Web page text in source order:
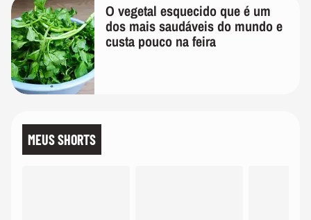
O vegetal esquecido que é um
dos mais saudáveis do mundo e
custa pouco na feira
MEUS SHORTS